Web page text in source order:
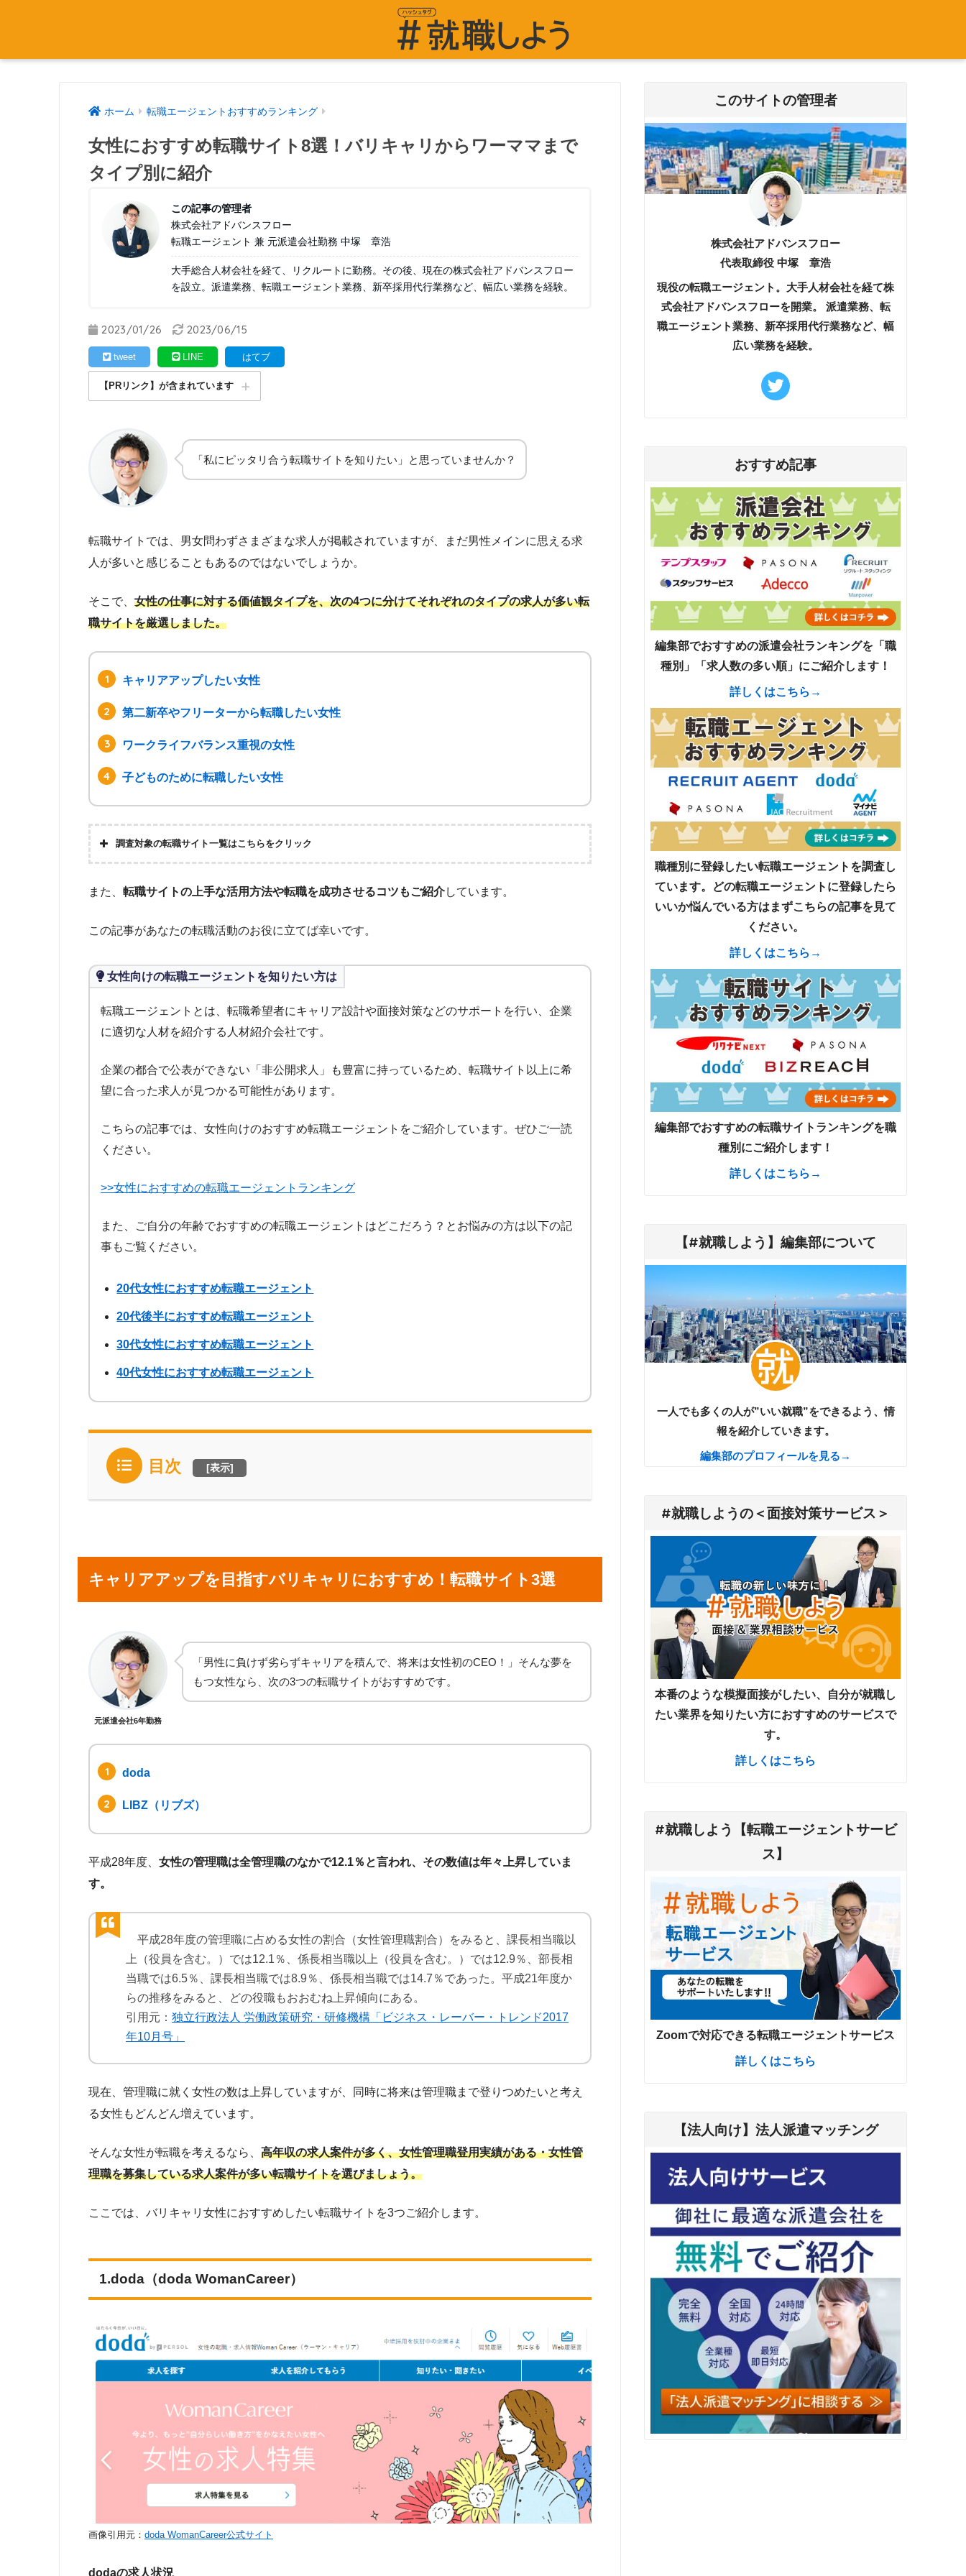
ホーム 転職エージェントおすすめランキング
女性におすすめ転職サイト8選！バリキャリからワーママまで
タイプ別に紹介
この記事の管理者
株式会社アドバンスフロー
転職エージェント 兼 元派遣会社勤務 中塚 章浩
大手総合人材会社を経て、リクルートに勤務。その後、現在の株式会社アドバンスフロー
を設立。派遣業務、転職エージェント業務、新卒採用代行業務など、幅広い業務を経験。
2023/01/26 2023/06/15
tweet LINE はてブ
【PRリンク】が含まれています
「私にピッタリ合う転職サイトを知りたい」と思っていませんか？
転職サイトでは、男女問わずさまざまな求人が掲載されていますが、まだ男性メインに思える求
人が多いと感じることもあるのではないでしょうか。
そこで、 女性の仕事に対する価値観タイプを、次の4つに分けてそれぞれのタイプの求人が多い転
職サイトを厳選しました。
キャリアアップしたい女性
第二新卒やフリーターから転職したい女性
ワークライフバランス重視の女性
子どものために転職したい女性
調査対象の転職サイト一覧はこちらをクリック
doda WomanCareer
ここをクリック
LIBZ（リブズ）
ここをクリック
はたらこindex
女の転職type
ここをクリック
スマートキャリア
FROM40
ここをクリック
タウンワーク
Indeed
ここをクリック
とらばーゆ
RUN-WAY
ここをクリック
ママワークス
また、 転職サイトの上手な活用方法や転職を成功させるコツもご紹介しています。
この記事があなたの転職活動のお役に立てば幸いです。
女性向けの転職エージェントを知りたい方は
転職エージェントとは、転職希望者にキャリア設計や面接対策などのサポートを行い、企業
に適切な人材を紹介する人材紹介会社です。
企業の都合で公表ができない「非公開求人」も豊富に持っているため、転職サイト以上に希
望に合った求人が見つかる可能性があります。
こちらの記事では、女性向けのおすすめ転職エージェントをご紹介しています。ぜひご一読
ください。
>>女性におすすめの転職エージェントランキング
また、ご自分の年齢でおすすめの転職エージェントはどこだろう？とお悩みの方は以下の記
事もご覧ください。
20代女性におすすめ転職エージェント
20代後半におすすめ転職エージェント
30代女性におすすめ転職エージェント
40代女性におすすめ転職エージェント
目次 [表示]
キャリアアップを目指すバリキャリにおすすめ！転職サイト3選
元派遣会社6年勤務
「男性に負けず劣らずキャリアを積んで、将来は女性初のCEO！」そんな夢を
もつ女性なら、次の3つの転職サイトがおすすめです。
doda
LIBZ（リブズ）
平成28年度、 女性の管理職は全管理職のなかで12.1％と言われ、その数値は年々上昇していま
す。
平成28年度の管理職に占める女性の割合（女性管理職割合）をみると、課長相当職以
上（役員を含む。）では12.1％、係長相当職以上（役員を含む。）では12.9％、部長相
当職では6.5％、課長相当職では8.9％、係長相当職では14.7％であった。平成21年度か
らの推移をみると、どの役職もおおむね上昇傾向にある。
引用元： 独立行政法人 労働政策研究・研修機構「ビジネス・レーバー・トレンド2017
年10月号」
現在、管理職に就く女性の数は上昇していますが、同時に将来は管理職まで登りつめたいと考え
る女性もどんどん増えています。
そんな女性が転職を考えるなら、 高年収の求人案件が多く、女性管理職登用実績がある・女性管
理職を募集している求人案件が多い転職サイトを選びましょう。
ここでは、バリキャリ女性におすすめしたい転職サイトを3つご紹介します。
1.doda（doda WomanCareer）
画像引用元： doda WomanCareer公式サイト
dodaの求人状況
このサイトの管理者
株式会社アドバンスフロー
代表取締役 中塚 章浩
現役の転職エージェント。大手人材会社を経て株
式会社アドバンスフローを開業。 派遣業務、転
職エージェント業務、新卒採用代行業務など、幅
広い業務を経験。
おすすめ記事
編集部でおすすめの派遣会社ランキングを「職
種別」「求人数の多い順」にご紹介します！
詳しくはこちら→
職種別に登録したい転職エージェントを調査し
ています。どの転職エージェントに登録したら
いいか悩んでいる方はまずこちらの記事を見て
ください。
詳しくはこちら→
編集部でおすすめの転職サイトランキングを職
種別にご紹介します！
詳しくはこちら→
【#就職しよう】編集部について
一人でも多くの人が”いい就職”をできるよう、情
報を紹介していきます。
編集部のプロフィールを見る→
#就職しようの＜面接対策サービス＞
本番のような模擬面接がしたい、自分が就職し
たい業界を知りたい方におすすめのサービスで
す。
詳しくはこちら
#就職しよう【転職エージェントサービ
ス】
Zoomで対応できる転職エージェントサービス
詳しくはこちら
【法人向け】法人派遣マッチング